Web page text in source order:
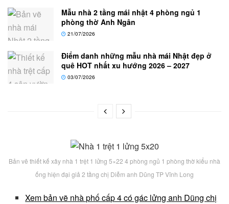
Mẫu nhà 2 tầng mái nhật 4 phòng ngủ 1
phòng thờ Anh Ngân
21/07/2026
Điểm danh những mẫu nhà mái Nhật đẹp ở
quê HOT nhất xu hướng 2026 – 2027
03/07/2026
Bản vẽ thiết kế xây nhà 1 trệt 1 lửng 5×22 4 phòng ngủ 1 phòng thờ kiểu nhà
ống hiện đại giả 2 tầng chị Diễm anh Dũng TP Vĩnh Long
Xem bản vẽ nhà phố cấp 4 có gác lửng anh Dũng chị